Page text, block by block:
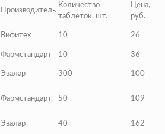
Производитель
Количество
таблеток, шт.
Цена,
руб.
Вифитех 10 26
Фармстандарт 10
36
Эвалар 300 100
Фармстандарт, 50 109
Эвалар 40 162